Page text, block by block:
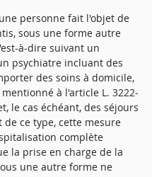
personne fait l'objet de
sous une forme autre
à-dire suivant un
psychiatre incluant des
des soins à domicile,
à l'article L. 3222-
le cas échéant, des séjours
ce type, cette mesure
complète
la prise en charge de la
une autre forme ne